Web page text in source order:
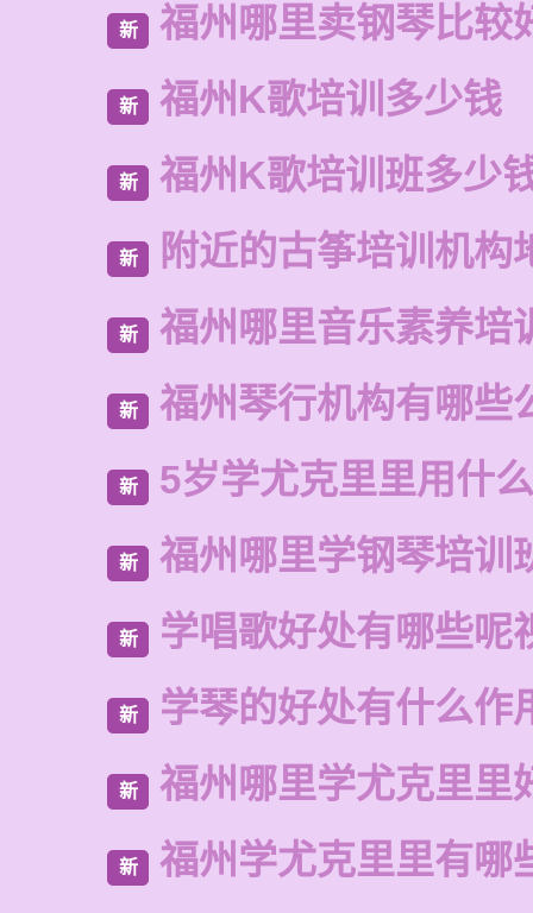
新 福州哪里卖钢琴比较
新 福州K歌培训多少钱
新 福州K歌培训班多少
新 附近的古筝培训机构
新 福州哪里音乐素养培
新 福州琴行机构有哪些
新 5岁学尤克里里用什
新 福州哪里学钢琴培训
新 学唱歌好处有哪些呢
新 学琴的好处有什么作
新 福州哪里学尤克里里
新 福州学尤克里里有哪